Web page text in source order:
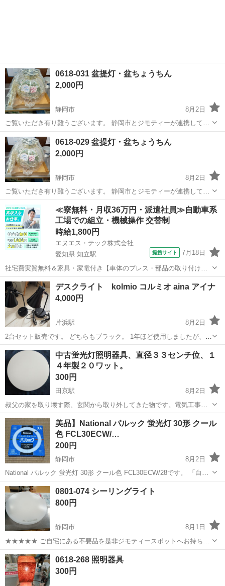
0618-031 盆提灯・盆ちょうちん
2,000円
静岡市
8月2日
ご覧いただき有り難うございます。 静岡市とジモティーが連携して運
営しています。 粗⼤ごみ等の減量を⽬的に、まだ使えるものをリユー
スしています。 ★★★★★ ご自宅にある不要品を是非ジモティースポ
ットへお持...
静岡 静岡市 リユース
0618-029 盆提灯・盆ちょうちん
2,000円
静岡市
8月2日
ご覧いただき有り難うございます。 静岡市とジモティーが連携して運
営しています。 粗⼤ごみ等の減量を⽬的に、まだ使えるものをリユー
スしています。 ★★★★★ ご自宅にある不要品を是非ジモティースポ
ットへお持...
照明器具 リユース
≪寮無料・月収36万円・派遣社員≫自動車系
工場での組立・機械操作 交替制
時給1,800円
エヌエス・テック株式会社
愛知県 知立駅
提携サイト 7月18日
社宅費実質無料＆家具・家電付き【車体のプレス・部品の取り付け・
塗装・検査】未経験でも時給1,800円 車体のプレス・部品の取り付
け・塗装・検査 車体のプレス・部品の取り付け・塗装・検査など、各
工程に分かれて作業を担当します...
愛知 刈谷市 知立駅 その他
デスクライト kolmio コルミオ aina アイナ
4,000円
片浜駅
8月2日
2台セット販売です。 どちらもブラック。 1年ほど使用しましたが、ほ
とんど置物になっておりました。 LED電球も2個付属します。
静岡 沼津市 片浜駅 照明器具 デスク
中古蛍光灯照明器具、直径３３センチ位、１
４年製２０ワット。
300円
田京駅
8月2日
叔父の家を取り壊す際、玄関から取り外してきた物です。電気工事が
必要となります。 多分使えると思いますが、現時点では確認出来ませ
んので、万が一点かない場合は返品返金対応します。 伊豆の国市の自
宅での、対面なしのお取引希望です...
静岡 伊豆の国市 照明器具 蛍光灯
美品】National パルック 蛍光灯 30形 クール
色 FCL30ECW/…
200円
静岡市
8月2日
National パルック 蛍光灯 30形 クール色 FCL30ECW/28です。 「白は
っきり色あざやか」で「すがすがしいさわやかな光」が特徴のクール
色タイプ。 点灯確認済○ 未使用ですが長期保管品です。 経年劣化に...
静岡 静岡市 照明器具 National
0801-074 シーリングライト
800円
静岡市
8月1日
★★★★★ ご自宅にある不要品を是非ジモティースポットへお持ち込
みしませんか？ 家電、趣味・スポーツ・レジャー用品、こども用品、
衣料服飾品、生活雑貨、家具、本、CD・DVDなどが無料でまとめて持
ち込めます！ ※詳細はこ...
静岡 静岡市 照明器具 シーリングライト
0618-268 照明器具
300円